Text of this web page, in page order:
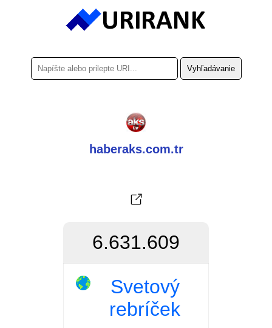
haberaks.com.tr
6.631.609
Svetový
rebríček